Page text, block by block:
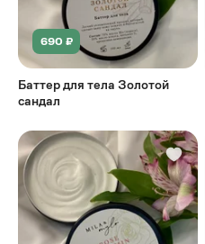
690 ₽
Баттер для тела Золотой
сандал